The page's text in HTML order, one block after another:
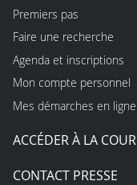
Premiers pas
Faire une recherche
Agenda et inscriptions
Mon compte personnel
Mes démarches en ligne
ACCÉDER À LA COUR
CONTACT PRESSE